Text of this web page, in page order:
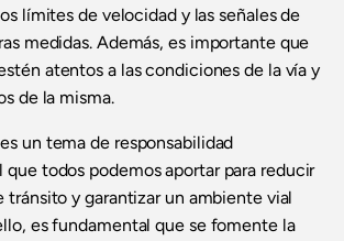
límites de velocidad y las señales de
medidas. Además, es importante que
atentos a las condiciones de la vía y
de la misma.
es un tema de responsabilidad
que todos podemos aportar para reducir
tránsito y garantizar un ambiente vial
es fundamental que se fomente la